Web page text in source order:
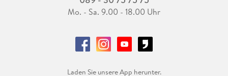
Mo. - Sa. 9.00 - 18.00 Uhr
Laden Sie unsere App herunter.